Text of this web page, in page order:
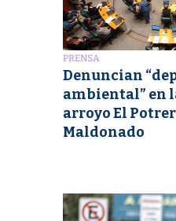
PRENSA
Denuncian
ambiental” en
arroyo El
Maldonado